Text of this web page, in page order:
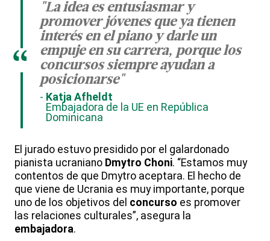
"La idea es entusiasmar y
promover jóvenes que ya tienen
interés en el piano y darle un
empuje en su carrera, porque los
concursos siempre ayudan a
posicionarse"
Katja Afheldt
Embajadora de la UE en República
Dominicana
“
El jurado estuvo presidido por el galardonado
pianista ucraniano Dmytro Choni. “Estamos muy
contentos de que Dmytro aceptara. El hecho de
que viene de Ucrania es muy importante, porque
uno de los objetivos del concurso es promover
las relaciones culturales”, asegura la
embajadora.